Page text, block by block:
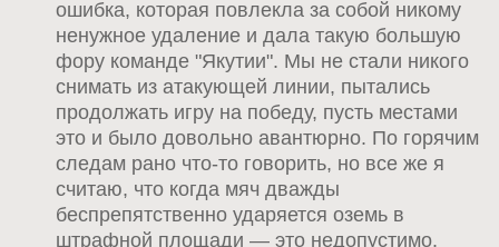
ошибка, которая повлекла за собой никому
ненужное удаление и дала такую большую
фору команде "Якутии". Мы не стали никого
снимать из атакующей линии, пытались
продолжать игру на победу, пусть местами
это и было довольно авантюрно. По горячим
следам рано что-то говорить, но все же я
считаю, что когда мяч дважды
беспрепятственно ударяется оземь в
штрафной площади — это недопустимо.